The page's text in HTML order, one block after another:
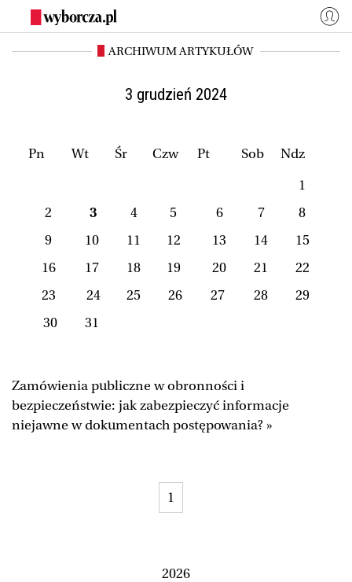
WYBORCZA.PL
Świat
Wyborcza.biz Co jest grane24
Magazyny BIQdata
Jutronauci Osiem Dziewięć
NASZE SERWISY
Tylko Zdrowie The Wall Street Journal
Zaloguj się
ARCHIWUM ARTYKUŁÓW
3 grudzień 2024
Pn Wt Śr Czw Pt Sob
Ndz
1
2
3 4 5 6 7
8
9
10 11 12 13 14
15
16
17 18 19 20 21
22
23
24 25 26 27 28
29
30
31
Zamówienia publiczne w obronności i
bezpieczeństwie: jak zabezpieczyć informacje
niejawne w dokumentach postępowania? »
1
2026